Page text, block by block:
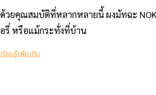
ด้วยคุณสมบัติที่หลากหลายนี้ ผงมัทฉะ
อรี่ หรือแม้กระทั่งที่บ้าน
เรียนรู้เพิ่มเติม